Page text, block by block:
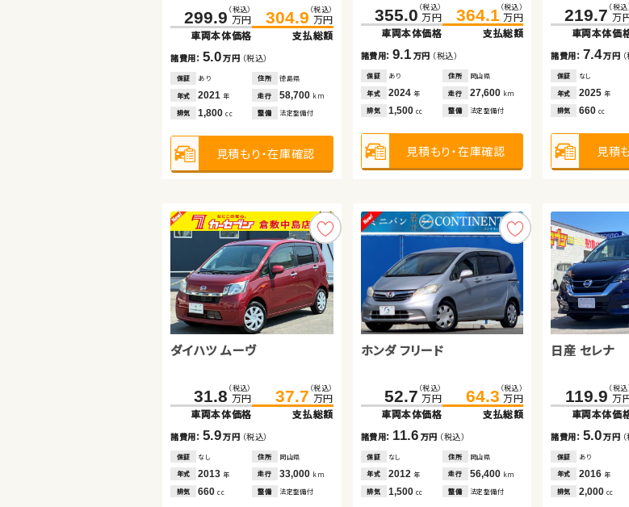
299.9 （税込）
万円
車両本体価格
304.9 （税込）
万円
支払総額
諸費用： 5.0万円 （税込）
保証 あり 住所
徳島県
年式
2021年 走行 58,700 km
排気
1,800cc 整備 法定整備付
見積もり・在庫確認
355.0 （税込）
万円
車両本体価格
364.1（税込）
万円
支払総額
諸費用：9.1 万円 （税込）
保証 あり 住所
岡山県
年式
2024年 走行 27,600 km
排気
1,500cc 整備 法定整備付
見積もり・在庫確認
219.7 （税込
万
車両本体価
諸費用： 7.4万円
保証 なし
年式
2025 年
排気
660 cc
見積
ダイハツ ムーヴ
31.8 （税込）
万円
車両本体価格
37.7 （税込）
万円
支払総額
諸費用： 5.9万円 （税込）
保証 なし 住所
岡山県
年式
2013年 走行 33,000 km
排気
660cc 整備 法定整備付
ホンダ フリード
52.7 （税込）
万円
車両本体価格
64.3 （税込）
万円
支払総額
諸費用： 11.6 万円 （税込）
保証 なし 住所
岡山県
年式
2012年 走行 56,400 km
排気
1,500cc 整備 法定整備付
日産 セレナ
119.9 （税込
万
車両本体価
諸費用： 5.0万円
保証 あり
年式
2016 年
排気
2,000 cc
99.9 （税込）
万円
車両本体価格
111.8 （税込）
万円
支払総額
諸費用： 11.9万円（税込）
保証 なし 住所
京都府
年式
2014 年 走行 63,800 km
排気
2,400cc 整備 なし
見積もり・在庫確認
59.7 （税込）
万円
車両本体価格
63.0（税込）
万円
支払総額
諸費用：3.3 万円 （税込）
保証 なし 住所
岡山県
年式
2006年 走行 75,800 km
排気
660cc 整備 法定整備付
見積もり・在庫確認
29.7 （税込
万
車両本体価
諸費用： 5.0万円
保証 なし
年式
2014 年
排気
660 cc
見積
ホンダ Ｎ ＢＯＸ
46.6 万円
車両本体価格
支払総額
諸費用：8.2 万円 （税込）
保証 あり 住所 青森県
ホンダ フィット ハイブリッド
64.8 万円
車両本体価格
支払総額
諸費用：14.0 （税込）
保証 あり 住所 宮城県
トヨタ ヴォク
99.8 万
車両本体価格
諸費用：19.4
保証 あり
41.6 （税込）
万円
車両本体価格
49.8 （税込）
万円
支払総額
諸費用： 8.2万円 （税込）
保証 あり 住所
青森県
年式
2013 年 走行 28,000 km
排気
660cc 整備 法定整備付
見積もり・在庫確認
134.7 （税込）
万円
車両本体価格
148.8（税込）
万円
支払総額
諸費用：14.1万円（税込）
保証 あり 住所
北海道
年式
2017年 走行 36,000 km
排気
1,000cc 整備 法定整備付
見積もり・在庫確認
269.7 （税込
万
車両本体価
諸費用： 10.1万円
保証 なし
年式
2017 年
排気
2,500
見積
日産 セレナ
241.5 （税込）
万円
車両本体価格
256.8 （税込）
万円
支払総額
諸費用： 15.3万円（税込）
保証 あり 住所
埼玉県
年式
2021 年 走行 32,800 km
排気
2,000 整備 法定整備付
ホンダ Ｎ ＢＯＸ
36.6 （税込）
万円
車両本体価格
44.8 （税込）
万円
支払総額
諸費用： 8.2万円（税込）
保証 あり 住所
青森県
年式
2013 年 走行 75,200 km
排気
660cc 整備 法定整備付
ホンダ フィッ
109.8 （税込
万
車両本体価
諸費用： 12.9万円
保証 あり
年式
2017 年
排気
1,500 cc
114.0 （税込）
万円
車両本体価格
125.7 （税込）
万円
支払総額
諸費用：11.7万円（税込）
保証 あり 住所
埼玉県
年式
2019年 走行 30,800 km
排気
1,000cc 整備 法定整備付
見積もり・在庫確認
150.1 （税込
万
車両本体価
諸費用： 6.9万円
保証 なし
年式
2020 年
排気
1,400
見積